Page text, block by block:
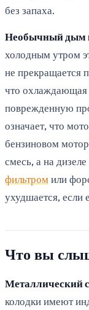
без запаха.
Необычный дым
холодным утром
не прекращается
что охлаждающая
поврежденную
означает, что
бензиновом
смесь, а на
фильтромили
ухудшается, если
Что вы
Металлический
колодки имеют